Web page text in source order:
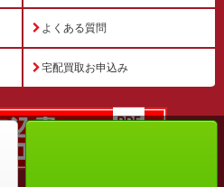
よくある質問
宅配買取お申込み